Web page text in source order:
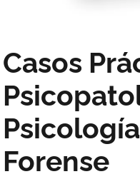
Casos
Forense